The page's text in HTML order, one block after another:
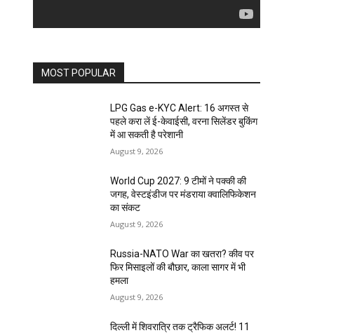
MOST POPULAR
LPG Gas e-KYC Alert: 16 अगस्त से
पहले करा लें ई-केवाईसी, वरना सिलेंडर बुकिंग
में आ सकती है परेशानी
August 9, 2026
World Cup 2027: 9 टीमों ने पक्की की
जगह, वेस्टइंडीज पर मंडराया क्वालिफिकेशन
का संकट
August 9, 2026
Russia-NATO War का खतरा? कीव पर
फिर मिसाइलों की बौछार, काला सागर में भी
हमला
August 9, 2026
दिल्ली में शिवरात्रि तक ट्रैफिक अलर्ट! 11